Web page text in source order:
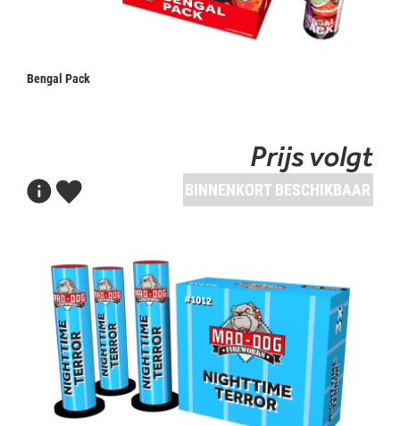
Bengal Pack
Prijs volgt
BINNENKORT BESCHIKBAAR